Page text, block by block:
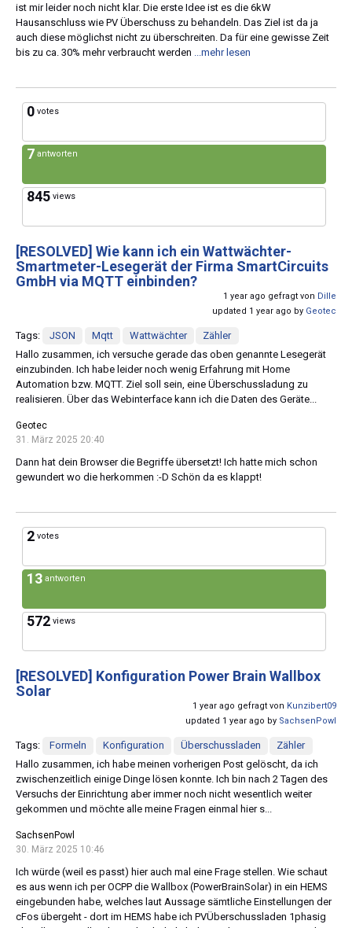
ist mir leider noch nicht klar. Die erste Idee ist es die 6kW
Hausanschluss wie PV Überschuss zu behandeln. Das Ziel ist da ja
auch diese möglichst nicht zu überschreiten. Da für eine gewisse Zeit
bis zu ca. 30% mehr verbraucht werden
...mehr lesen
0 votes
7 antworten
845 views
[RESOLVED] Wie kann ich ein Wattwächter-
Smartmeter-Lesegerät der Firma SmartCircuits
GmbH via MQTT einbinden?
1 year ago gefragt von Dille
updated 1 year ago by Geotec
Tags: JSON Mqtt Wattwächter
Zähler
Hallo zusammen, ich versuche gerade das oben genannte Lesegerät
einzubinden. Ich habe leider noch wenig Erfahrung mit Home
Automation bzw. MQTT. Ziel soll sein, eine Überschussladung zu
realisieren. Über das Webinterface kann ich die Daten des Geräte...
Geotec
31. März 2025 20:40
Dann hat dein Browser die Begriffe übersetzt! Ich hatte mich schon
gewundert wo die herkommen :-D Schön da es klappt!
2 votes
13 antworten
572 views
[RESOLVED] Konfiguration Power Brain Wallbox
Solar
1 year ago gefragt von Kunzibert09
updated 1 year ago by SachsenPowl
Tags: Formeln Konfiguration Überschussladen
Zähler
Hallo zusammen, ich habe meinen vorherigen Post gelöscht, da ich
zwischenzeitlich einige Dinge lösen konnte. Ich bin nach 2 Tagen des
Versuchs der Einrichtung aber immer noch nicht wesentlich weiter
gekommen und möchte alle meine Fragen einmal hier s...
SachsenPowl
30. März 2025 10:46
Ich würde (weil es passt) hier auch mal eine Frage stellen. Wie schaut
es aus wenn ich per OCPP die Wallbox (PowerBrainSolar) in ein HEMS
eingebunden habe, welches laut Aussage sämtliche Einstellungen der
cFos übergeht - dort im HEMS habe ich PVÜberschussladen 1phasig